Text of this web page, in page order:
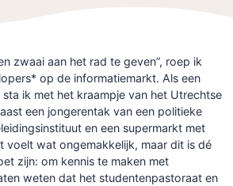
zwaai aan het rad te geven”, roep ik
op de informatiemarkt. Als een
ik met het kraampje van het Utrechtse
een jongerentak van een politieke
en een supermarkt met
voelt wat ongemakkelijk, maar dit is dé
zijn: om kennis te maken met
weten dat het studentenpastoraat en